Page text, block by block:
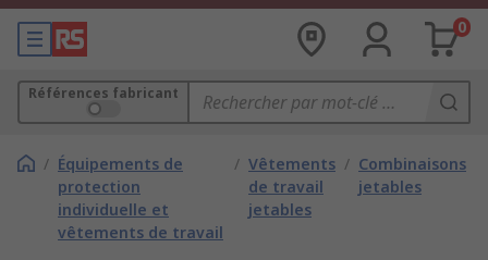
0
Références fabricant
/ Équipements de
protection
individuelle et
vêtements de travail
/ Vêtements
de travail
jetables
/ Combinaisons
jetables